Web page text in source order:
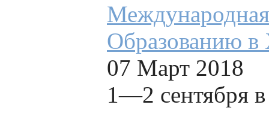
Образованию в
07 Март 2018
1—2 сентября